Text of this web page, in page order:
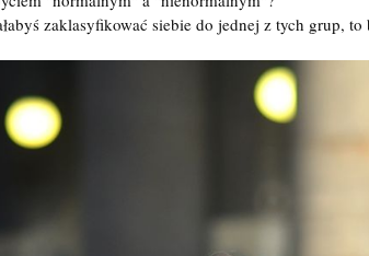
zaklasyfikować siebie do jednej z tych grup, to